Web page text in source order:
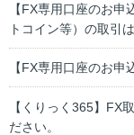
【FX専用口座のお
トコイン等）の取引
【FX専用口座のお
【くりっく365】FX
ださい。